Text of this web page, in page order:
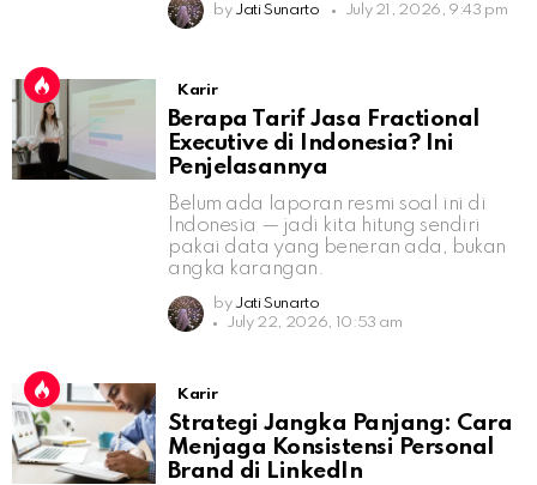
by Jati Sunarto July 21, 2026, 9:43 pm
Karir
Berapa Tarif Jasa Fractional
Executive di Indonesia? Ini
Penjelasannya
Belum ada laporan resmi soal ini di
Indonesia — jadi kita hitung sendiri
pakai data yang beneran ada, bukan
angka karangan.
by Jati Sunarto
July 22, 2026, 10:53 am
Karir
Strategi Jangka Panjang: Cara
Menjaga Konsistensi Personal
Brand di LinkedIn